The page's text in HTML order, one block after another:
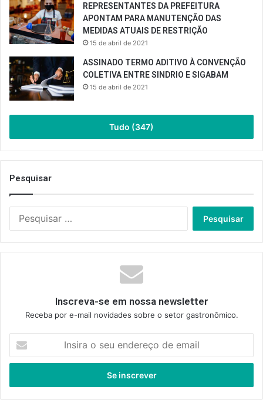
REPRESENTANTES DA PREFEITURA
APONTAM PARA MANUTENÇÃO DAS
MEDIDAS ATUAIS DE RESTRIÇÃO
15 de abril de 2021
ASSINADO TERMO ADITIVO À CONVENÇÃO
COLETIVA ENTRE SINDRIO E SIGABAM
15 de abril de 2021
Tudo (347)
Pesquisar
Inscreva-se em nossa newsletter
Receba por e-mail novidades sobre o setor gastronômico.
seu
de
email